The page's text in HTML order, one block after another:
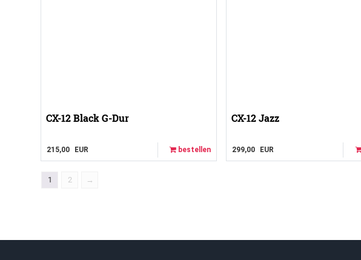
CX-12 Black G-Dur
215,00 EUR bestellen
CX-12 Jazz
299,00 EUR
1 2 →